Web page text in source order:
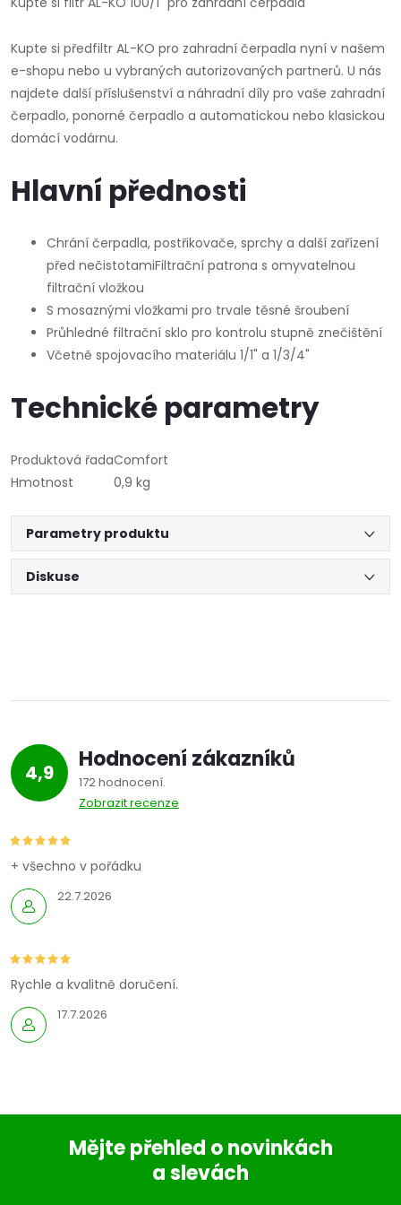
Kupte si předfiltr AL-KO pro zahradní čerpadla nyní v našem
e-shopu nebo u vybraných autorizovaných partnerů. U nás
najdete další příslušenství a náhradní díly pro vaše zahradní
čerpadlo, ponorné čerpadlo a automatickou nebo klasickou
domácí vodárnu.
Hlavní přednosti
Chrání čerpadla, postřikovače, sprchy a další zařízení
před nečistotamiFiltrační patrona s omyvatelnou
filtrační vložkou
S mosaznými vložkami pro trvale těsné šroubení
Průhledné filtrační sklo pro kontrolu stupně znečištění
Včetně spojovacího materiálu 1/1" a 1/3/4"
Technické parametry
Produktová řadaComfort
Hmotnost
0,9 kg
Parametry produktu
Diskuse
4,9 Hodnocení zákazníků
172 hodnocení
Zobrazit recenze
22.7.2026
+ všechno v pořádku
17.7.2026
Rychle a kvalitně doručení.
Mějte přehled o novinkách
a slevách